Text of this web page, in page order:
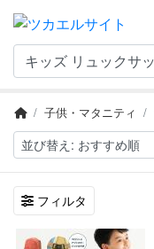
子供・マタニティ
フィルタ